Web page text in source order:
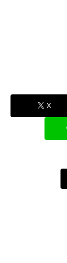
X